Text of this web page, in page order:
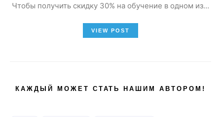
Чтобы получить скидку 30% на обучение в одном из…
VIEW POST
КАЖДЫЙ МОЖЕТ СТАТЬ НАШИМ АВТОРОМ!